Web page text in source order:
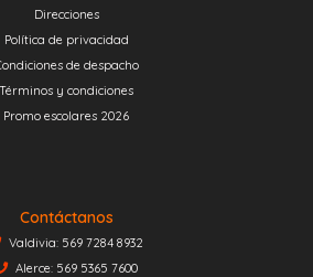
Direcciones
Política de privacidad
de despacho
Términos y condiciones
Promo escolares 2026
Contáctanos
Valdivia: 569 7284 8932
Alerce: 569 5365 7600